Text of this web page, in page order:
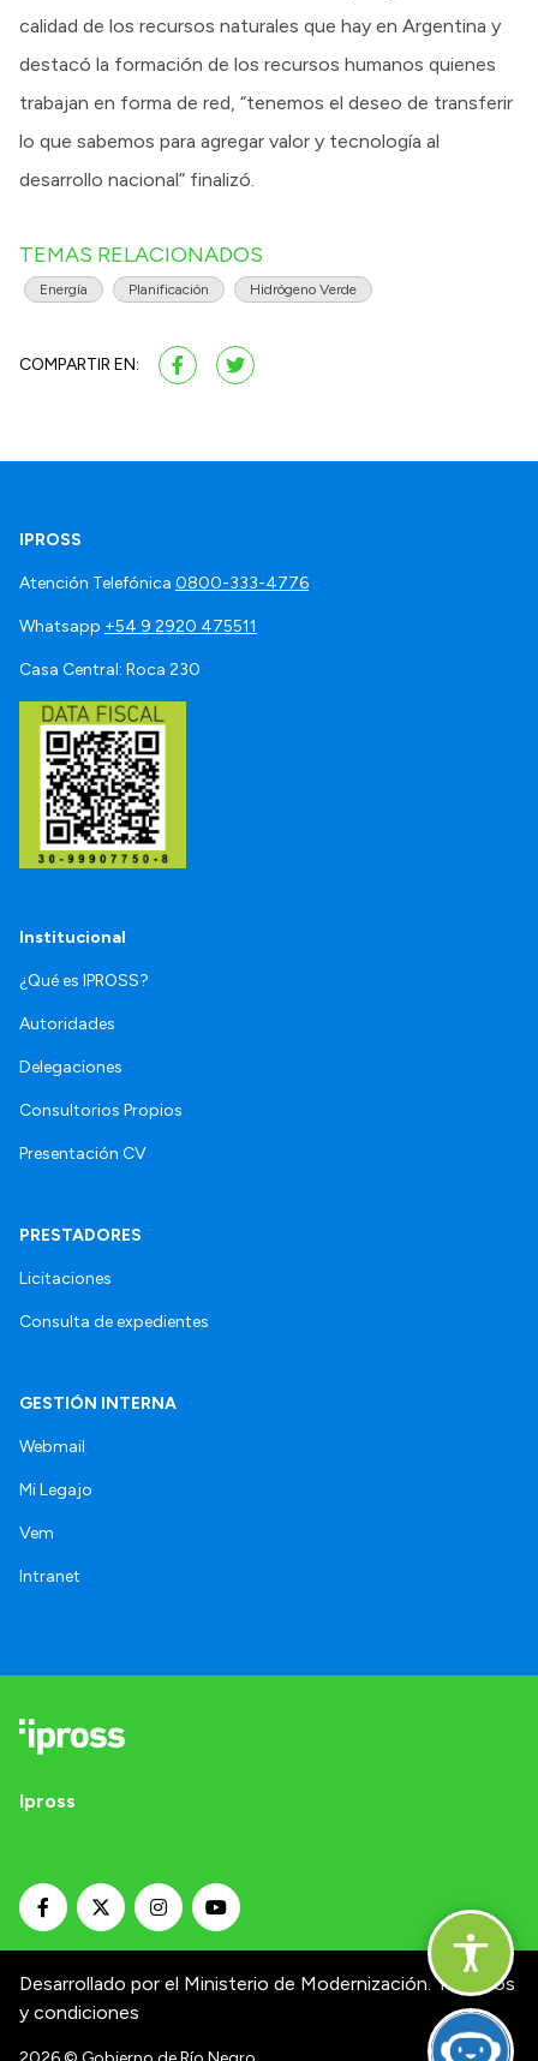
calidad de los recursos naturales que hay en Argentina y
destacó la formación de los recursos humanos quienes
trabajan en forma de red, “tenemos el deseo de transferir
lo que sabemos para agregar valor y tecnología al
desarrollo nacional” finalizó.
TEMAS RELACIONADOS
Energía Planificación Hidrógeno Verde
COMPARTIR EN:
IPROSS
Atención Telefónica 0800-333-4776
Whatsapp +54 9 2920 475511
Casa Central: Roca 230
Institucional
¿Qué es IPROSS?
Autoridades
Delegaciones
Consultorios Propios
Presentación CV
PRESTADORES
Licitaciones
Consulta de expedientes
GESTIÓN INTERNA
Webmail
Mi Legajo
Vem
Intranet
Ipross
Desarrollado por el Ministerio de Modernización. Términos
y condiciones